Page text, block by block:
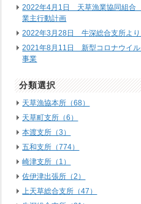
2022年4月1日 天草漁業協同組合
業主行動計画
2022年3月28日 牛深総合支所より
2021年8月11日 新型コロナウイ
事業
分類選択
天草漁協本所（68）
天草町支所（6）
本渡支所（3）
五和支所（774）
崎津支所（1）
佐伊津出張所（2）
上天草総合支所（47）